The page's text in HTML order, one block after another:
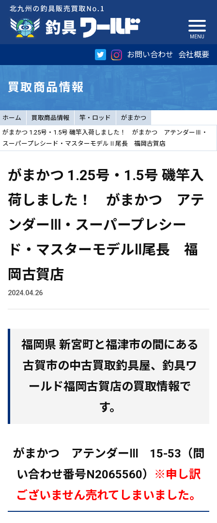
お問い合わせ 会社概要
買取商品情報
ホーム 買取商品情報 竿・ロッド
がまかつ
がまかつ 1.25号・1.5号 磯竿入荷しました！ がまかつ アテンダーⅢ・
スーパープレシード・マスターモデルⅡ尾長 福岡古賀店
がまかつ 1.25号・1.5号 磯竿入
荷しました！ がまかつ アテ
ンダーⅢ・スーパープレシー
ド・マスターモデルⅡ尾長 福
岡古賀店
2024.04.26
福岡県 新宮町と福津市の間にある
古賀市の中古買取釣具屋、釣具ワ
ールド福岡古賀店の買取情報で
す。
がまかつ アテンダーⅢ 15-53（問
い合わせ番号N2065560）
※申し訳
ございません売れてしまいました。